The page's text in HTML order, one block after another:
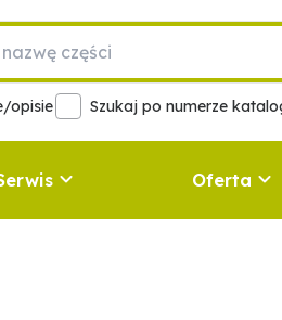
opisie Szukaj po numerze
Oferta